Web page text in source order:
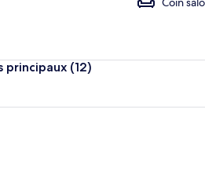
principaux (12)